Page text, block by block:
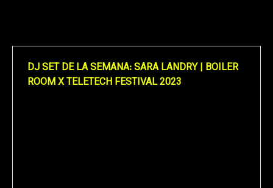
DJ SET DE LA SEMANA: SARA LANDRY | BOILER
ROOM X TELETECH FESTIVAL 2023